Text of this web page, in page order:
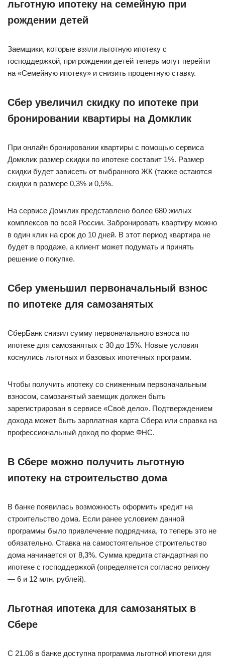
льготную ипотеку на семейную при
рождении детей
Заемщики, которые взяли льготную ипотеку с
господдержкой, при рождении детей теперь могут перейти
на «Семейную ипотеку» и снизить процентную ставку.
Сбер увеличил скидку по ипотеке при
бронировании квартиры на Домклик
При онлайн бронировании квартиры с помощью сервиса
Домклик размер скидки по ипотеке составит 1%. Размер
скидки будет зависеть от выбранного ЖК (также остаются
скидки в размере 0,3% и 0,5%.
На сервисе Домклик представлено более 680 жилых
комплексов по всей России. Забронировать квартиру можно
в один клик на срок до 10 дней. В этот период квартира не
будет в продаже, а клиент может подумать и принять
решение о покупке.
Сбер уменьшил первоначальный взнос
по ипотеке для самозанятых
СберБанк снизил сумму первоначального взноса по
ипотеке для самозанятых с 30 до 15%. Новые условия
коснулись льготных и базовых ипотечных программ.
Чтобы получить ипотеку со сниженным первоначальным
взносом, самозанятый заемщик должен быть
зарегистрирован в сервисе «Своё дело». Подтверждением
дохода может быть зарплатная карта Сбера или справка на
профессиональный доход по форме ФНС.
В Сбере можно получить льготную
ипотеку на строительство дома
В банке появилась возможность оформить кредит на
строительство дома. Если ранее условием данной
программы было привлечение подрядчика, то теперь это не
обязательно. Ставка на самостоятельное строительство
дома начинается от 8,3%. Сумма кредита стандартная по
ипотеке с господдержкой (определяется согласно региону
— 6 и 12 млн. рублей).
Льготная ипотека для самозанятых в
Сбере
С 21.06 в банке доступна программа льготной ипотеки для